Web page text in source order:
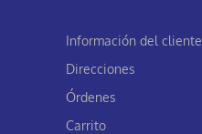
Información del cliente
Direcciones
Órdenes
Carrito